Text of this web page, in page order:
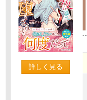
詳しく見る